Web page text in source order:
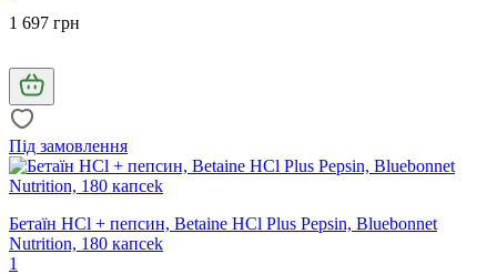
1 697 грн
Під замовлення
Бетаїн HCl + пепсин, Betaine HCl Plus Pepsin, Bluebonnet
Nutrition, 180 капcek
1